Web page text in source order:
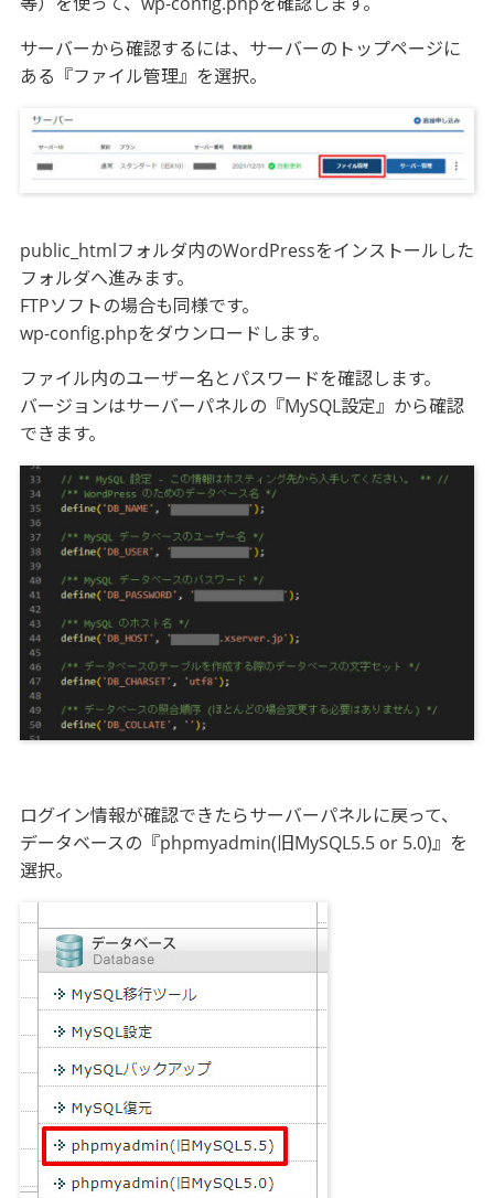
サーバーから確認するには、サーバーのトップページに
ある『ファイル管理』を選択。
public_htmlフォルダ内のWordPressをインストールした
フォルダへ進みます。
FTPソフトの場合も同様です。
wp-config.phpをダウンロードします。
ファイル内のユーザー名とパスワードを確認します。
バージョンはサーバーパネルの『MySQL設定』から確認
できます。
ログイン情報が確認できたらサーバーパネルに戻って、
データベースの『phpmyadmin(旧MySQL5.5 or 5.0)』を
選択。